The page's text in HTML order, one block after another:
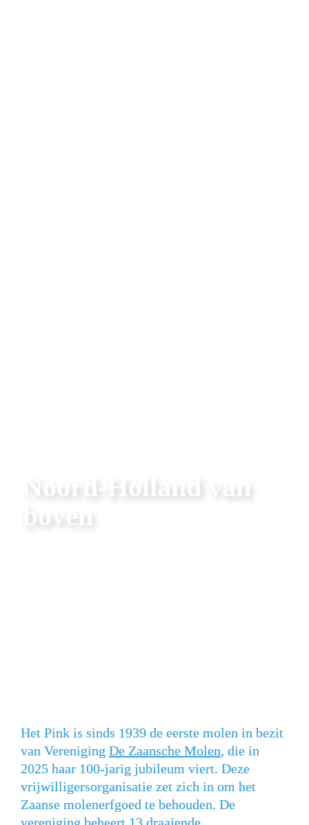
Noord-Holland van
boven
Het Pink is sinds 1939 de eerste molen in bezit
van Vereniging De Zaansche Molen, die in
2025 haar 100-jarig jubileum viert. Deze
vrijwilligersorganisatie zet zich in om het
Zaanse molenerfgoed te behouden. De